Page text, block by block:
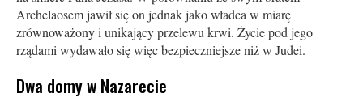
Archelaosem jawił się on jednak jako władca w miarę
zrównoważony i unikający przelewu krwi. Życie pod jego
rządami wydawało się więc bezpieczniejsze niż w Judei.
Dwa domy w Nazarecie